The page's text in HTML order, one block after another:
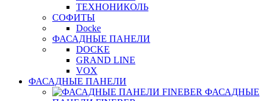
ТЕХНОНИКОЛЬ
СОФИТЫ
Docke
ФАСАДНЫЕ ПАНЕЛИ
DOCKE
GRAND LINE
VOX
ФАСАДНЫЕ ПАНЕЛИ
ФАСАДНЫЕ